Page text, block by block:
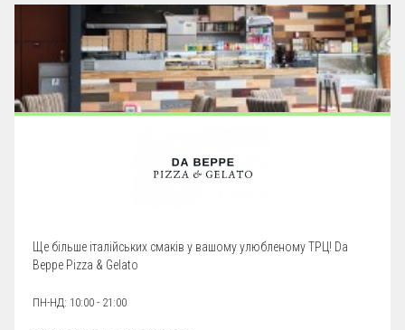
Ще більше італійських смаків у вашому улюбленому ТРЦ! Da
Beppe Pizza & Gelato
ПН-НД: 10:00 - 21:00